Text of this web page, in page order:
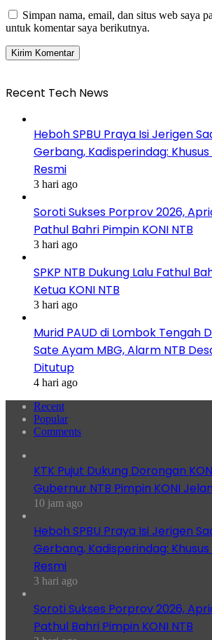
Simpan nama, email, dan situs web saya
untuk komentar saya berikutnya.
Recent Tech News
Heboh SPBU Praya Isi Jerigen
Gerbang, Kadisperindag:
Resmi
3 hari ago
Soroti Sukses Porprov 2026,
Pathul Bahri Pimpin KONI NTB
3 hari ago
SPKP NTB Dukung Lalu Fathul
Ketua KONI NTB
3 hari ago
Murid PAUD di Lombok Tengah
Sate Ayam MBG, Alarm NTB
Ditutup
4 hari ago
Recent
Popular
Comments
KTK Pujut Dukung Dorongan
Gubernur NTB Pimpin KONI
10 jam ago
Heboh SPBU Praya Isi Jerigen
Gerbang, Kadisperindag:
Resmi
3 hari ago
Soroti Sukses Porprov 2026,
Pathul Bahri Pimpin KONI NTB